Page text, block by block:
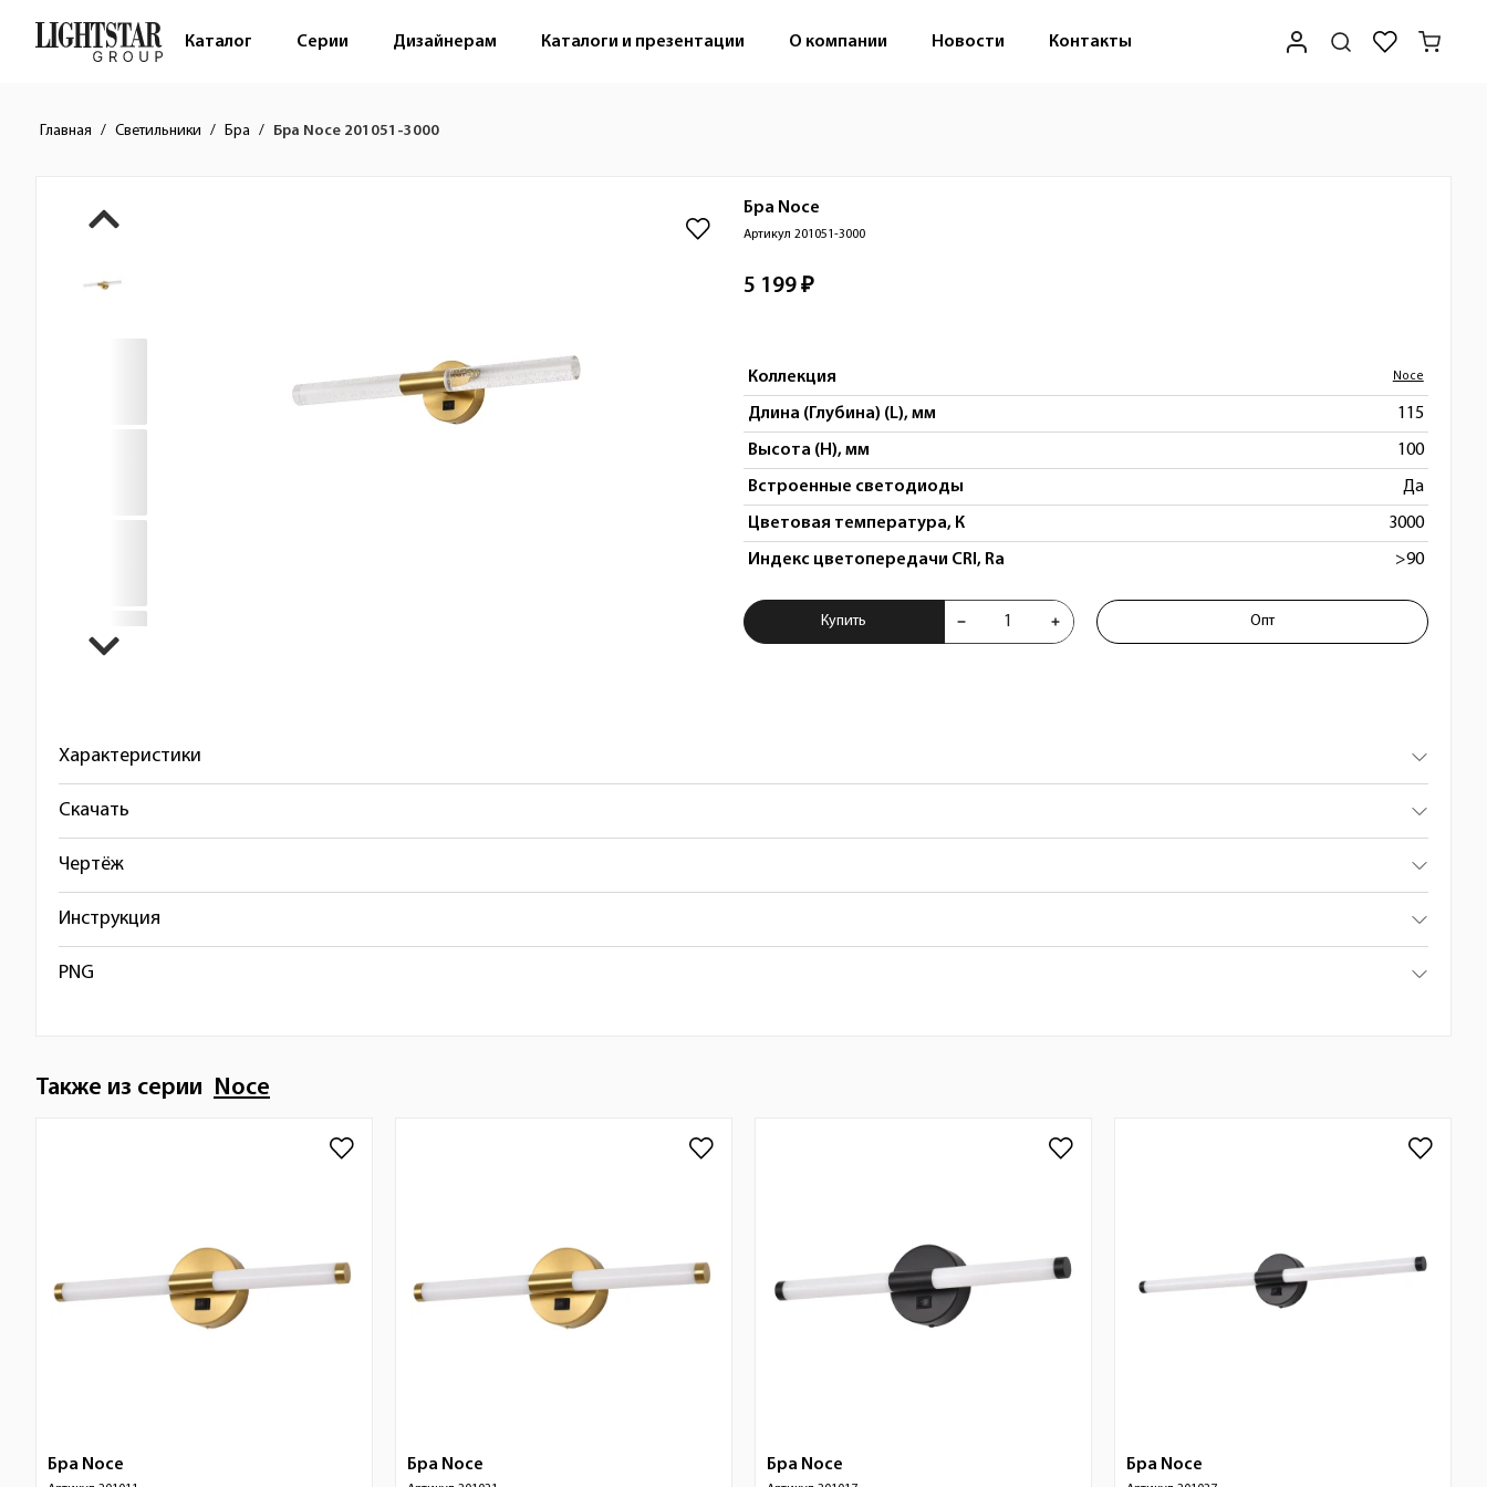
Каталог Серии Дизайнерам Каталоги и презентации О компании Новости Контакты
Главная Светильники Бра Бра Noce 201051-3000
Краткое описание товара
Изображения товара Бра Noce
Артикул 201051-3000
Стоимость товара 5 199 ₽
Коллекция Noce
Длина (Глубина) (L), мм 115
Высота (H), мм 100
Встроенные светодиоды Да
Цветовая температура, К 3000
Индекс цветопередачи CRI, Ra >90
Купить Бра Noce 201051-3000
Купить Опт
Характеристики
Скачать
Чертёж
Инструкция
PNG
Также из серии Noce
Бра Noce Бра Noce Бра Noce Бра Noce